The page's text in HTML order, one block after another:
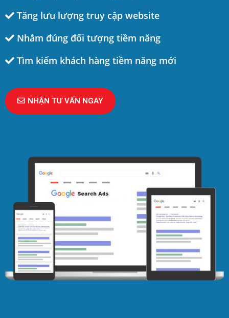
Tăng lưu lượng truy cập website
Nhắm đúng đối tượng tiềm năng
Tìm kiếm khách hàng tiềm năng mới
NHẬN TƯ VẤN NGAY